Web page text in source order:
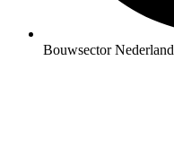
Bouwsector Nederland